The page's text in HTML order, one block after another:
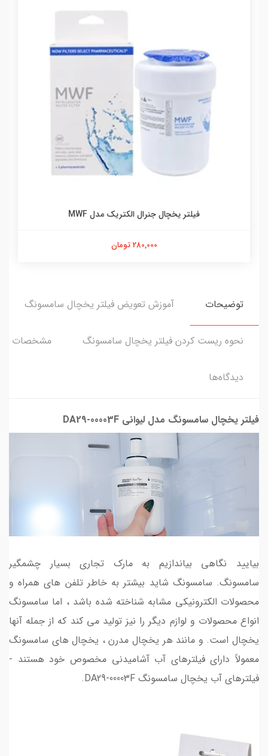
فیلتر یخچال جنرال الکتریک مدل MWF
280,000 تومان
توضیحات آموزش تعویض فیلتر یخچال سامسونگ
نحوه ریست کردن فیلتر یخچال سامسونگ مشخصات
دیدگاه‌ها
فیلتر یخچال سامسونگ مدل لیوانی DA29-00003F
بیایید نگاهی بیاندازیم به مارک تجاری بسیار چشمگیر
سامسونگ. سامسونگ شاید بیشتر به خاطر تلفن های همراه و
محصولات الکترونیکی مشابه شناخته شده باشد ، اما سامسونگ
انواع محصولات و لوازم دیگر را نیز تولید می کند که از جمله آنها
یخچال است. و مانند هر یخچال مدرن ، یخچال های سامسونگ
معمولاً دارای فیلترهای آب آشامیدنی مخصوص خود هستند -
فیلترهای آب یخچال سامسونگ DA29-00003F.